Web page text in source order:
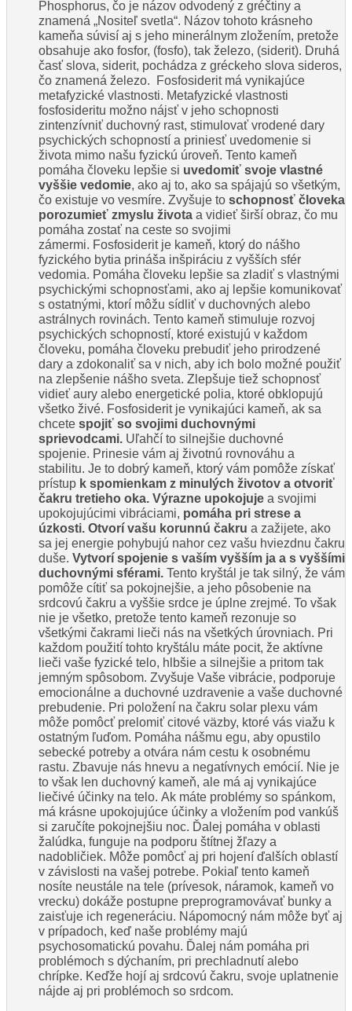
Phosphorus, čo je názov odvodený z gréčtiny a
znamená „Nositeľ svetla“. Názov tohoto krásneho
kameňa súvisí aj s jeho minerálnym zložením, pretože
obsahuje ako fosfor, (fosfo), tak železo, (siderit). Druhá
časť slova, siderit, pochádza z gréckeho slova sideros,
čo znamená železo. Fosfosiderit má vynikajúce
metafyzické vlastnosti. Metafyzické vlastnosti
fosfosideritu možno nájsť v jeho schopnosti
zintenzívniť duchovný rast, stimulovať vrodené dary
psychických schopností a priniesť uvedomenie si
života mimo našu fyzickú úroveň. Tento kameň
pomáha človeku lepšie si uvedomiť svoje vlastné
vyššie vedomie, ako aj to, ako sa spájajú so všetkým,
čo existuje vo vesmíre. Zvyšuje to schopnosť človeka
porozumieť zmyslu života a vidieť širší obraz, čo mu
pomáha zostať na ceste so svojimi
zámermi. Fosfosiderit je kameň, ktorý do nášho
fyzického bytia prináša inšpiráciu z vyšších sfér
vedomia. Pomáha človeku lepšie sa zladiť s vlastnými
psychickými schopnosťami, ako aj lepšie komunikovať
s ostatnými, ktorí môžu sídliť v duchovných alebo
astrálnych rovinách. Tento kameň stimuluje rozvoj
psychických schopností, ktoré existujú v každom
človeku, pomáha človeku prebudiť jeho prirodzené
dary a zdokonaliť sa v nich, aby ich bolo možné použiť
na zlepšenie nášho sveta. Zlepšuje tiež schopnosť
vidieť aury alebo energetické polia, ktoré obklopujú
všetko živé. Fosfosiderit je vynikajúci kameň, ak sa
chcete spojiť so svojimi duchovnými
sprievodcami. Uľahčí to silnejšie duchovné
spojenie. Prinesie vám aj životnú rovnováhu a
stabilitu. Je to dobrý kameň, ktorý vám pomôže získať
prístup k spomienkam z minulých životov a otvoriť
čakru tretieho oka. Výrazne upokojuje a svojimi
upokojujúcimi vibráciami, pomáha pri strese a
úzkosti. Otvorí vašu korunnú čakru a zažijete, ako
sa jej energie pohybujú nahor cez vašu hviezdnu čakru
duše. Vytvorí spojenie s vaším vyšším ja a s vyššími
duchovnými sférami. Tento kryštál je tak silný, že vám
pomôže cítiť sa pokojnejšie, a jeho pôsobenie na
srdcovú čakru a vyššie srdce je úplne zrejmé. To však
nie je všetko, pretože tento kameň rezonuje so
všetkými čakrami lieči nás na všetkých úrovniach. Pri
každom použití tohto kryštálu máte pocit, že aktívne
lieči vaše fyzické telo, hlbšie a silnejšie a pritom tak
jemným spôsobom. Zvyšuje Vaše vibrácie, podporuje
emocionálne a duchovné uzdravenie a vaše duchovné
prebudenie. Pri položení na čakru solar plexu vám
môže pomôcť prelomiť citové väzby, ktoré vás viažu k
ostatným ľuďom. Pomáha nášmu egu, aby opustilo
sebecké potreby a otvára nám cestu k osobnému
rastu. Zbavuje nás hnevu a negatívnych emócií. Nie je
to však len duchovný kameň, ale má aj vynikajúce
liečivé účinky na telo. Ak máte problémy so spánkom,
má krásne upokojujúce účinky a vložením pod vankúš
si zaručíte pokojnejšiu noc. Ďalej pomáha v oblasti
žalúdka, funguje na podporu štítnej žľazy a
nadobličiek. Môže pomôcť aj pri hojení ďalších oblastí
v závislosti na vašej potrebe. Pokiaľ tento kameň
nosíte neustále na tele (prívesok, náramok, kameň vo
vrecku) dokáže postupne preprogramovávať bunky a
zaisťuje ich regeneráciu. Nápomocný nám môže byť aj
v prípadoch, keď naše problémy majú
psychosomatickú povahu. Ďalej nám pomáha pri
problémoch s dýchaním, pri prechladnutí alebo
chrípke. Keďže hojí aj srdcovú čakru, svoje uplatnenie
nájde aj pri problémoch so srdcom.